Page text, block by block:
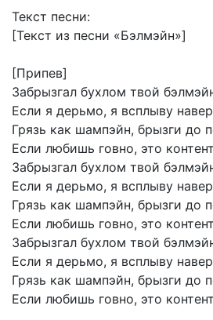
Текст песни:
[Текст из песни «Бэлмэйн»]
[Припев]
Забрызгал бухлом твой
Если я дерьмо, я всплыву
Грязь как шампэйн, брызги до
Если любишь говно, это контент
Забрызгал бухлом твой
Если я дерьмо, я всплыву
Грязь как шампэйн, брызги до
Если любишь говно, это контент
Забрызгал бухлом твой
Если я дерьмо, я всплыву
Грязь как шампэйн, брызги до
Если любишь говно, это контент